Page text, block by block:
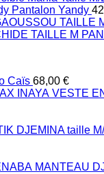
Pantalon Yandy
Caïs 68,00 €
VESTE
MANTEAU